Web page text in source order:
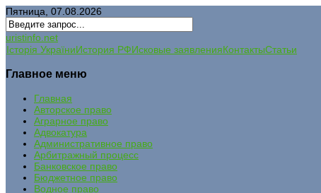
Пятница, 07.08.2026
uristinfo.net
Історія УкраїниИстория РФИсковые заявленияКонтактыСтатьи
Главное меню
Главная
Авторское право
Аграрное право
Адвокатура
Административное право
Арбитражный процесс
Банковское право
Бюджетное право
Водное право